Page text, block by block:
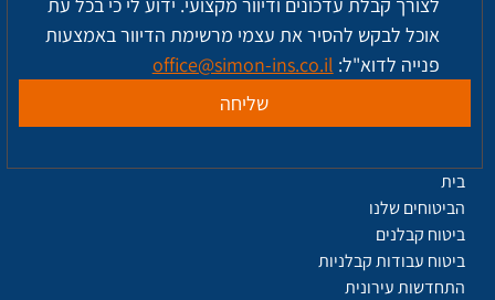
פנייה לדוא"ל: office@simon-ins.co.il
שליחה
בית
הביטוחים שלנו
ביטוח קבלנים
ביטוח עבודות קבלניות
התחדשות עירונית